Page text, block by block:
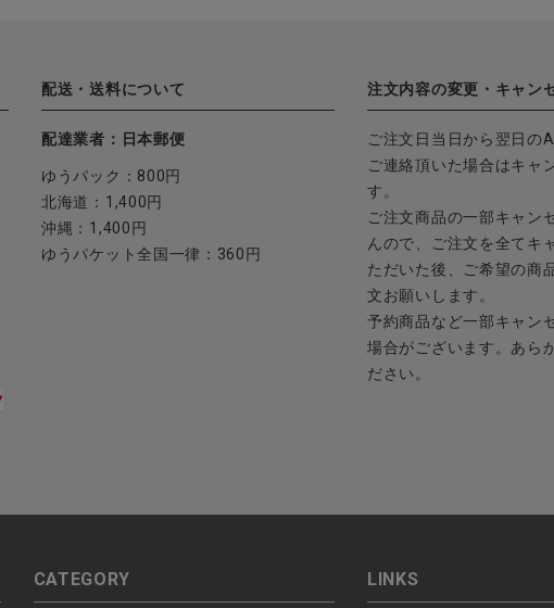
配送・送料について
配達業者：日本郵便
ゆうパック：800円
北海道：1,400円
沖縄：1,400円
ゆうパケット全国一律：360円
注文内容の変更・キャン
ご注文日当日から翌日の
ご連絡頂いた場合はキャ
す。
ご注文商品の一部キャン
んので、ご注文を全てキ
ただいた後、ご希望の商
文お願いします。
予約商品など一部キャン
場合がございます。あら
ださい。
CATEGORY LINKS